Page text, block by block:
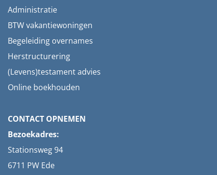
Administratie
BTW vakantiewoningen
Begeleiding overnames
Herstructurering
(Levens)testament advies
Online boekhouden
CONTACT OPNEMEN
Bezoekadres:
Stationsweg 94
6711 PW Ede